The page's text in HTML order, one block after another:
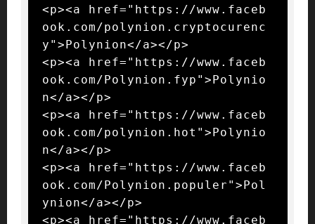
<p><a href="https://www.faceb
ook.com/polynion.cryptocurenc
y">Polynion</a></p>
<p><a href="https://www.faceb
ook.com/Polynion.fyp">Polynio
n</a></p>
<p><a href="https://www.faceb
ook.com/polynion.hot">Polynio
n</a></p>
<p><a href="https://www.faceb
ook.com/Polynion.populer">Pol
ynion</a></p>
<p><a href="https://www.faceb